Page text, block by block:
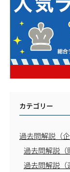
カテゴリー
過去問解説（企
過去問解説（
過去問解説（